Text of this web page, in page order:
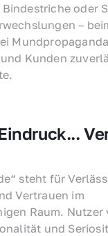
oder
–
Kunden
steht für
Vertrauen im
Raum. Nutzer
und